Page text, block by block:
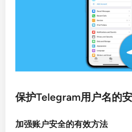
保护Telegram用户名的
加强账户安全的有效方法